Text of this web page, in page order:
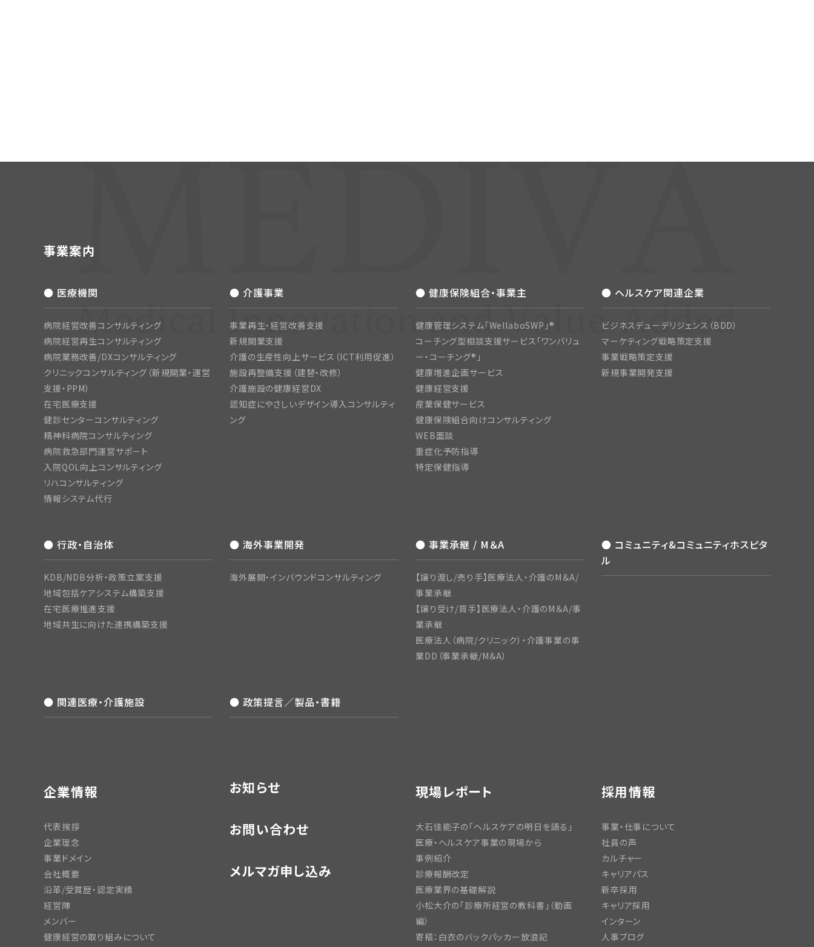
事業案内
● 医療機関
病院経営改善コンサルティング
病院経営再生コンサルティング
病院業務改善/DXコンサルティング
クリニックコンサルティング（新規開業・運営
支援・PPM）
在宅医療支援
健診センターコンサルティング
精神科病院コンサルティング
病院救急部門運営サポート
入院QOL向上コンサルティング
リハコンサルティング
情報システム代行
● 介護事業
事業再生・経営改善支援
新規開業支援
介護の生産性向上サービス（ICT利用促進）
施設再整備支援（建替・改修）
介護施設の健康経営DX
認知症にやさしいデザイン導入コンサルティ
ング
● 健康保険組合・事業主
健康管理システム「WellaboSWP」®
コーチング型相談支援サービス「ワンバリュ
ー・コーチング®」
健康増進企画サービス
健康経営支援
産業保健サービス
健康保険組合向けコンサルティング
WEB面談
重症化予防指導
特定保健指導
● ヘルスケア関連企業
ビジネスデューデリジェンス（BDD）
マーケティング戦略策定支援
事業戦略策定支援
新規事業開発支援
● 行政・自治体
KDB/NDB分析・政策立案支援
地域包括ケアシステム構築支援
在宅医療推進支援
地域共生に向けた連携構築支援
● 海外事業開発
海外展開・インバウンドコンサルティング
● 事業承継 / M＆A
【譲り渡し/売り手】医療法人・介護のM＆A/
事業承継
【譲り受け/買手】医療法人・介護のM＆A/事
業承継
医療法人（病院/クリニック）・介護事業の事
業DD（事業承継/M＆A）
● コミュニティ&コミュニティホスピタ
ル
● 関連医療・介護施設 ● 政策提言／製品・書籍
企業情報
代表挨拶
企業理念
事業ドメイン
会社概要
沿革/受賞歴・認定実績
経営陣
メンバー
健康経営の取り組みについて
お知らせ
お問い合わせ
メルマガ申し込み
現場レポート
大石佳能子の「ヘルスケアの明日を語る」
医療・ヘルスケア事業の現場から
事例紹介
診療報酬改定
医療業界の基礎解説
小松大介の「診療所経営の教科書」（動画
編）
寄稿：白衣のバックパッカー放浪記
採用情報
事業・仕事について
社員の声
カルチャー
キャリアパス
新卒採用
キャリア採用
インターン
人事ブログ